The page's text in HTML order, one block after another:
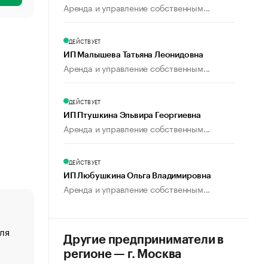
«От спорта тело стареет иначе». Как живет глава
создавшей GTA
Аренда и управление собственным...
ДЕЙСТВУЕТ
ИП Малышева Татьяна Леонидовна
Аренда и управление собственным...
ДЕЙСТВУЕТ
ИП Птушкина Эльвира Георгиевна
Аренда и управление собственным...
ДЕЙСТВУЕТ
ИП Любушкина Ольга Владимировна
Аренда и управление собственным...
Другие предприниматели в
регионе — г. Москва